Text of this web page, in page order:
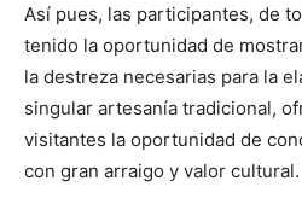
Así pues, las participantes, de
tenido la oportunidad de
la destreza necesarias para la
singular artesanía tradicional,
visitantes la oportunidad de
con gran arraigo y valor cultural.